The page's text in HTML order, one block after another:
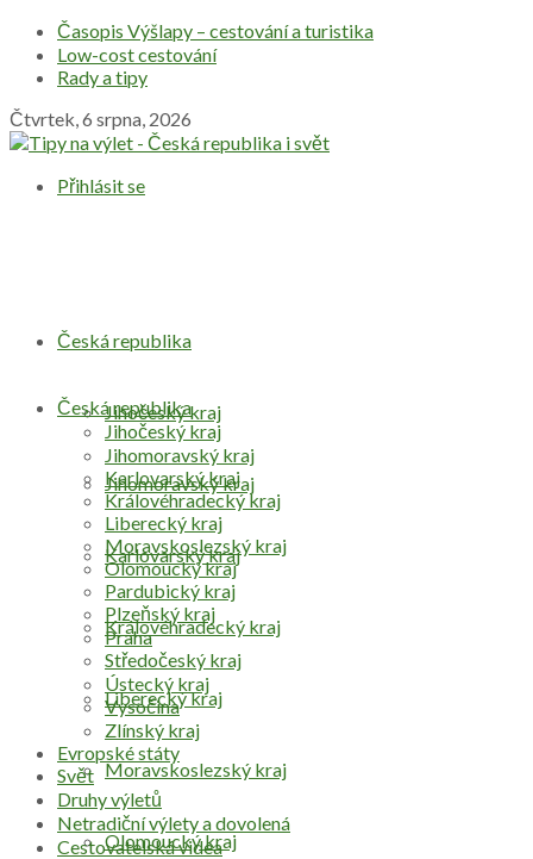
Časopis Výšlapy – cestování a turistika
Low-cost cestování
Rady a tipy
Čtvrtek, 6 srpna, 2026
Přihlásit se
Česká republika
Jihočeský kraj
Jihomoravský kraj
Karlovarský kraj
Královéhradecký kraj
Liberecký kraj
Moravskoslezský kraj
Olomoucký kraj
Česká republika
Jihočeský kraj
Jihomoravský kraj
Karlovarský kraj
Královéhradecký kraj
Liberecký kraj
Moravskoslezský kraj
Olomoucký kraj
Pardubický kraj
Plzeňský kraj
Praha
Středočeský kraj
Ústecký kraj
Vysočina
Zlínský kraj
Evropské státy
Svět
Druhy výletů
Netradiční výlety a dovolená
Cestovatelská videa